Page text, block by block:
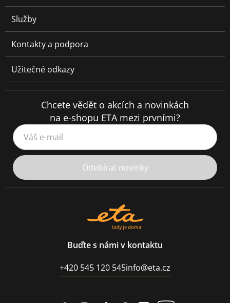
Služby
Kontakty a podpora
Užitečné odkazy
Chcete vědět o akcích a novinkách
na e-shopu ETA mezi prvními?
Váš e-mail
Odebírat novinky
Buďte s námi v kontaktu
+420 545 120 545info@eta.cz